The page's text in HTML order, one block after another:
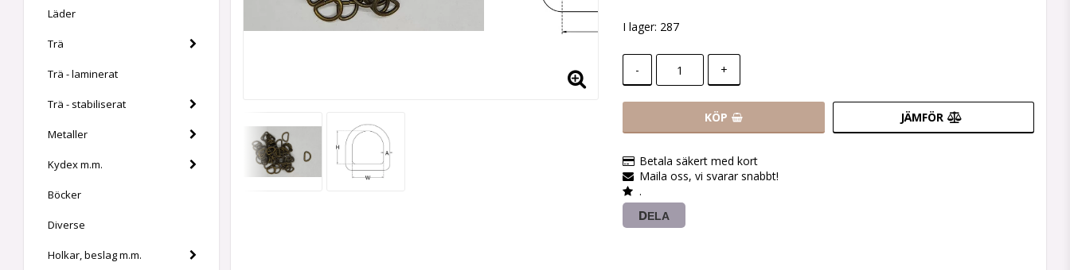
Läder
Trä
Trä - laminerat
Trä - stabiliserat
Metaller
Kydex m.m.
Böcker
Diverse
Holkar, beslag m.m.
I lager: 287
- +
KÖP JÄMFÖR
Betala säkert med kort
Maila oss, vi svarar snabbt!
.
DELA